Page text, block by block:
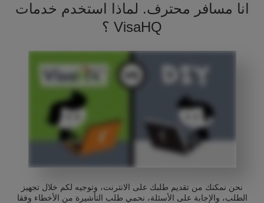
انا مسافر محترف. لماذا استخدم خدمات
VisaHQ ؟
نحن نمكنك من تقديم طلبك على الانترنت، وتوجيه لكم خلال تجهيز
الطلب، والإجابة على الأسئلة، نحمي طلب التأشيرة من الأخطاء وفقا